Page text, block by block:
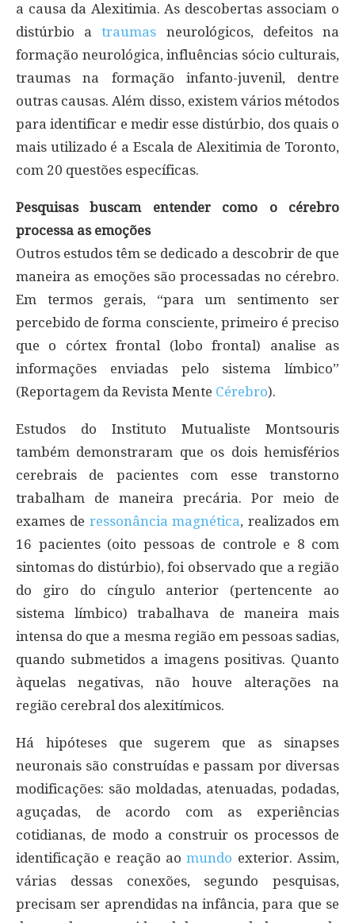
a causa da Alexitimia. As descobertas associam o
distúrbio atraumas neurológicos, defeitos na
formação neurológica, influências sócio culturais,
traumas na formação infanto-juvenil, dentre
outras causas. Além disso, existem vários métodos
para identificar e medir esse distúrbio, dos quais o
mais utilizado é a Escala de Alexitimia de Toronto,
com 20 questões específicas.
Pesquisas buscam entender como o cérebro
processa as emoções
Outros estudos têm se dedicado a descobrir de que
maneira as emoções são processadas no cérebro.
Em termos gerais, “para um sentimento ser
percebido de forma consciente, primeiro é preciso
que o córtex frontal (lobo frontal) analise as
informações enviadas pelo sistema límbico”
(Reportagem da Revista Mente Cérebro).
Estudos do Instituto Mutualiste Montsouris
também demonstraram que os dois hemisférios
cerebrais de pacientes com esse transtorno
trabalham de maneira precária. Por meio de
exames de ressonância magnética, realizados em
16 pacientes (oito pessoas de controle e 8 com
sintomas do distúrbio), foi observado que a região
do giro do cíngulo anterior (pertencente ao
sistema límbico) trabalhava de maneira mais
intensa do que a mesma região em pessoas sadias,
quando submetidos a imagens positivas. Quanto
àquelas negativas, não houve alterações na
região cerebral dos alexitímicos.
Há hipóteses que sugerem que as sinapses
neuronais são construídas e passam por diversas
modificações: são moldadas, atenuadas, podadas,
aguçadas, de acordo com as experiências
cotidianas, de modo a construir os processos de
identificação e reação aomundo exterior. Assim,
várias dessas conexões, segundo pesquisas,
precisam ser aprendidas na infância, para que se